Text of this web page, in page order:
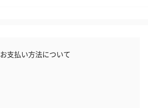
お支払い方法について